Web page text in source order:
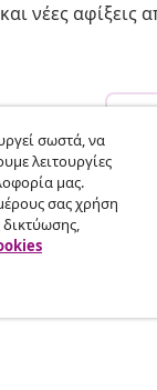
νέες αφίξεις
σας.
Συνεργατών
σωστά, να
λειτουργίες
μας.
σας χρήση
δικτύωσης,